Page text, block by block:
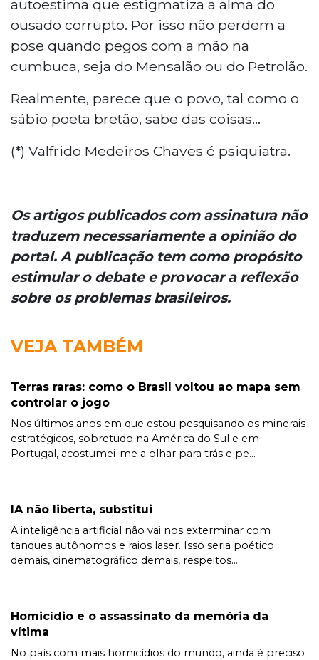
autoestima que estigmatiza a alma do
ousado corrupto. Por isso não perdem a
pose quando pegos com a mão na
cumbuca, seja do Mensalão ou do Petrolão.
Realmente, parece que o povo, tal como o
sábio poeta bretão, sabe das coisas...
(*) Valfrido Medeiros Chaves é psiquiatra.
Os artigos publicados com assinatura não
traduzem necessariamente a opinião do
portal. A publicação tem como propósito
estimular o debate e provocar a reflexão
sobre os problemas brasileiros.
VEJA TAMBÉM
Terras raras: como o Brasil voltou ao mapa sem
controlar o jogo
Nos últimos anos em que estou pesquisando os minerais
estratégicos, sobretudo na América do Sul e em
Portugal, acostumei-me a olhar para trás e pe...
IA não liberta, substitui
A inteligência artificial não vai nos exterminar com
tanques autônomos e raios laser. Isso seria poético
demais, cinematográfico demais, respeitos...
Homicídio e o assassinato da memória da
vítima
No país com mais homicídios do mundo, ainda é preciso